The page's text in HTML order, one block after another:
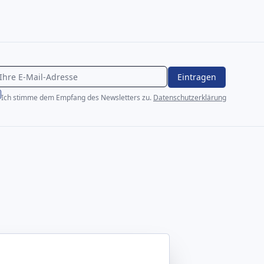
Eintragen
Ich stimme dem Empfang des Newsletters zu. Datenschutzerklärung